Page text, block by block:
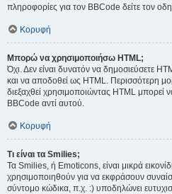
πληροφορίες για τον BBCode δείτε τον
Κορυφή
Μπορώ να χρησιμοποιήσω HTML;
Όχι. Δεν είναι δυνατόν να δημοσιεύσετε
και να αποδοθεί ως HTML. Περισσότερη
διεξαχθεί χρησιμοποιώντας HTML μπορεί
BBCode αντί αυτού.
Κορυφή
Τι είναι τα Smilies;
Τα Smilies, ή Emoticons, είναι μικρά
χρησιμοποιηθούν για να εκφράσουν
σύντομο κώδικα, π.χ. :) υποδηλώνει